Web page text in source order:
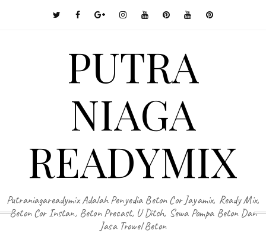
PUTRA
NIAGA
READYMIX
Putraniagareadymix Adalah Penyedia Beton Cor Jayamix, Ready Mix,
Beton Cor Instan, Beton Precast, U Ditch, Sewa Pompa Beton Dan
Jasa Trowel Beton